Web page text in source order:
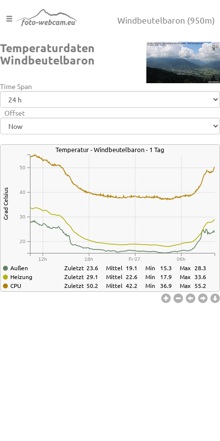
Windbeutelbaron (950m)
Temperaturdaten
Windbeutelbaron
Time Span
Offset
Temperatur - Windbeutelbaron - 1 Tag
12h 18h Fr 07. 06h
20
30
40
50
Grad Celsius
Außen
Heizung
CPU
Zuletzt
Zuletzt
Zuletzt
23.6
29.1
50.2
Mittel
Mittel
Mittel
19.1
22.6
42.2
Min
Min
Min
15.3
17.9
36.9
Max
Max
Max
28.3
33.6
55.2